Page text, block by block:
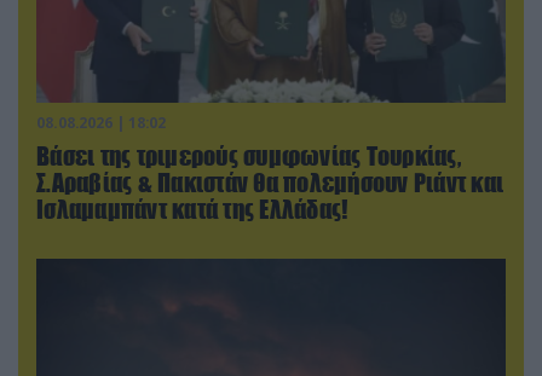
08.08.2026 | 18:02
Βάσει της τριμερούς συμφωνίας Τουρκίας,
Σ.Αραβίας & Πακιστάν θα πολεμήσουν Ριάντ και
Ισλαμαμπάντ κατά της Ελλάδας!